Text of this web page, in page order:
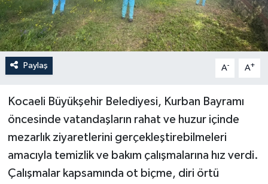
Paylaş A- A+
Kocaeli Büyükşehir Belediyesi, Kurban Bayramı
öncesinde vatandaşların rahat ve huzur içinde
mezarlık ziyaretlerini gerçekleştirebilmeleri
amacıyla temizlik ve bakım çalışmalarına hız verdi.
Çalışmalar kapsamında ot biçme, diri örtü